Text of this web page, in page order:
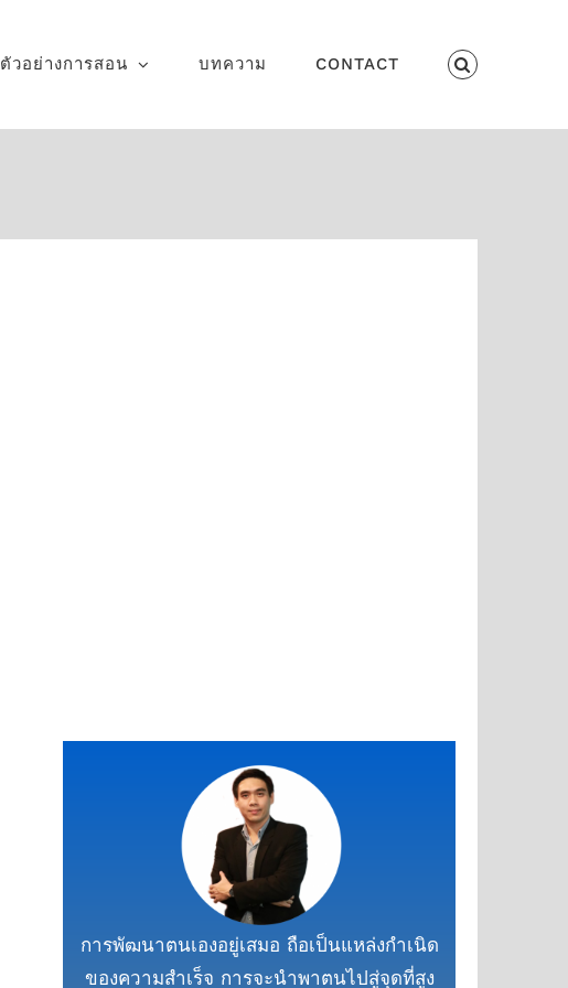
ตัวอย่างการสอน บทความ CONTACT
การพัฒนาตนเองอยู่เสมอ ถือเป็นแหล่งกำเนิด
ของความสำเร็จ การจะนำพาตนไปสู่จุดที่สูง